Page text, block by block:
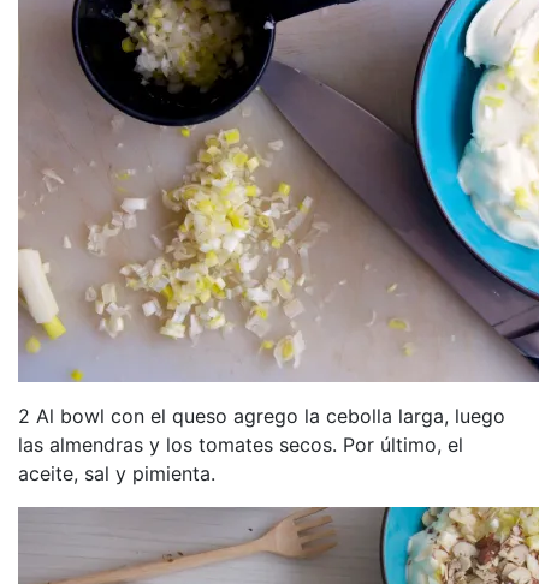
2 Al bowl con el queso agrego la cebolla larga, luego
las almendras y los tomates secos. Por último, el
aceite, sal y pimienta.